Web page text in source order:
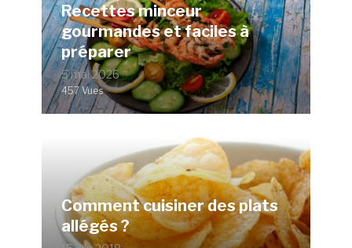
Recettes minceur
gourmandes et faciles à
préparer
5 mai 2026
457 Vues
Comment cuisiner des plats
allégés ?